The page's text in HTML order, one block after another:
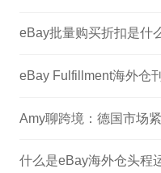
eBay批量购买折扣是什
eBay Fulfillment海外仓
什么是eBay海外仓头程